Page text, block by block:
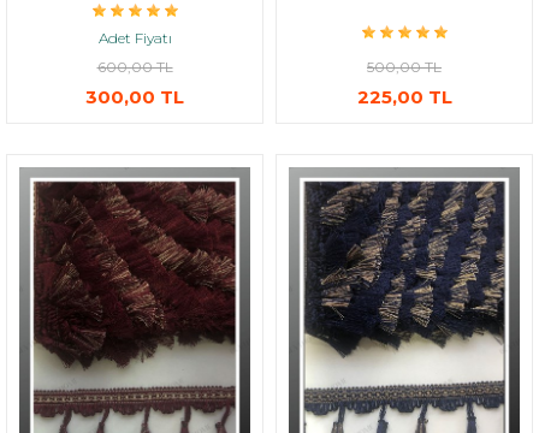
Adet Fiyatı
600,00 TL
300,00 TL
500,00 TL
225,00 TL